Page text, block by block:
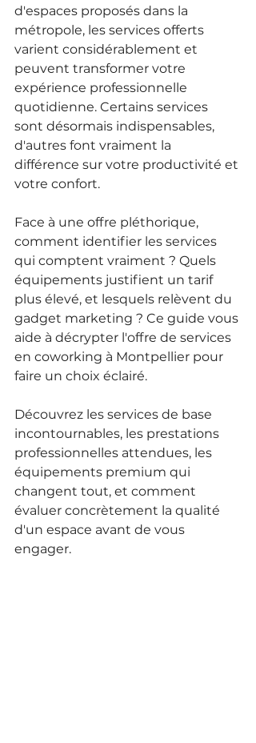
d'espaces proposés dans la
métropole, les services offerts
varient considérablement et
peuvent transformer votre
expérience professionnelle
quotidienne. Certains services
sont désormais indispensables,
d'autres font vraiment la
différence sur votre productivité et
votre confort.
Face à une offre pléthorique,
comment identifier les services
qui comptent vraiment ? Quels
équipements justifient un tarif
plus élevé, et lesquels relèvent du
gadget marketing ? Ce guide vous
aide à décrypter l'offre de services
en coworking à Montpellier pour
faire un choix éclairé.
Découvrez les services de base
incontournables, les prestations
professionnelles attendues, les
équipements premium qui
changent tout, et comment
évaluer concrètement la qualité
d'un espace avant de vous
engager.